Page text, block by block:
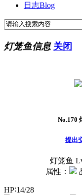
日志Blog
灯笼鱼信息 关闭
No.170
提出
灯笼鱼
属性：
HP∶14/28